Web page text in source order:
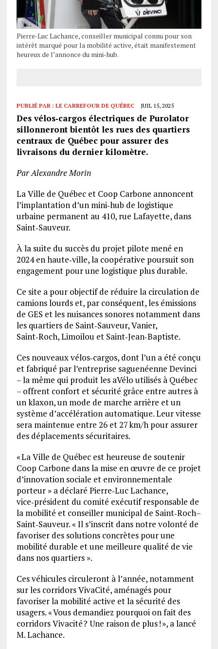
Pierre‑Luc Lachance, conseiller municipal connu pour son
intérêt marqué pour la mobilité active, était manifestement
heureux de l’annonce du mini‑hub.
PUBLIÉ PAR : LE CARREFOUR DE QUÉBEC JUIL 15, 2025
Des vélos‑cargos électriques de Purolator
sillonneront bientôt les rues des quartiers
centraux de Québec pour assurer des
livraisons du dernier kilomètre.
Par Alexandre Morin
La Ville de Québec et Coop Carbone annoncent
l’implantation d’un mini‑hub de logistique
urbaine permanent au 410, rue Lafayette, dans
Saint‑Sauveur.
À la suite du succès du projet pilote mené en
2024 en haute‑ville, la coopérative poursuit son
engagement pour une logistique plus durable.
Ce site a pour objectif de réduire la circulation de
camions lourds et, par conséquent, les émissions
de GES et les nuisances sonores notamment dans
les quartiers de Saint‑Sauveur, Vanier,
Saint‑Roch, Limoilou et Saint‑Jean‑Baptiste.
Ces nouveaux vélos‑cargos, dont l’un a été conçu
et fabriqué par l’entreprise saguenéenne Devinci
– la même qui produit les aVélo utilisés à Québec
– offrent confort et sécurité grâce entre autres à
un klaxon, un mode de marche arrière et un
système d’accélération automatique. Leur vitesse
sera maintenue entre 26 et 27 km/h pour assurer
des déplacements sécuritaires.
« La Ville de Québec est heureuse de soutenir
Coop Carbone dans la mise en œuvre de ce projet
d’innovation sociale et environnementale
porteur » a déclaré Pierre‑Luc Lachance,
vice‑président du comité exécutif responsable de
la mobilité et conseiller municipal de Saint‑Roch–
Saint‑Sauveur. « Il s’inscrit dans notre volonté de
favoriser des solutions concrètes pour une
mobilité durable et une meilleure qualité de vie
dans nos quartiers ».
Ces véhicules circuleront à l’année, notamment
sur les corridors VivaCité, aménagés pour
favoriser la mobilité active et la sécurité des
usagers. « Vous demandiez pourquoi on fait des
corridors Vivacité ? Une raison de plus ! », a lancé
M. Lachance.